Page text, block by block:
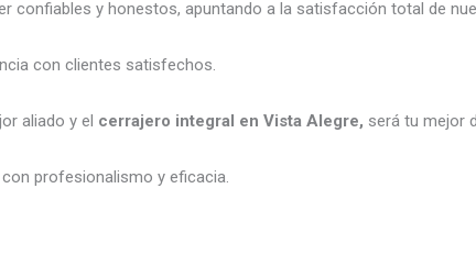
confiables y honestos, apuntando a la satisfacción total de
con clientes satisfechos.
aliado y el cerrajero integral en Vista Alegre, será tu mejor
profesionalismo y eficacia.